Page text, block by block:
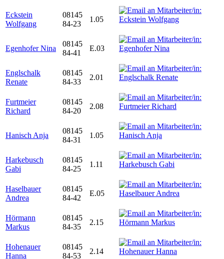
Eckstein
Wolfgang
08145
84-23
1.05
Egenhofer Nina
08145
84-41
E.03
Englschalk
Renate
08145
84-33
2.01
Furtmeier
Richard
08145
84-20
2.08
Hanisch Anja
08145
84-31
1.05
Harkebusch
Gabi
08145
84-25
1.11
Haselbauer
Andrea
08145
84-42
E.05
Hörmann
Markus
08145
84-35
2.15
Hohenauer
Hanna
08145
84-53
2.14